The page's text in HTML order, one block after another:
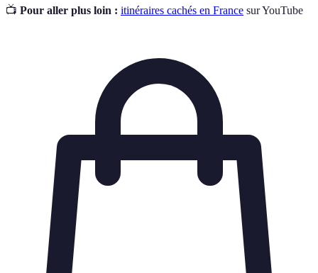
📺 Pour aller plus loin : itinéraires cachés en France sur YouTube